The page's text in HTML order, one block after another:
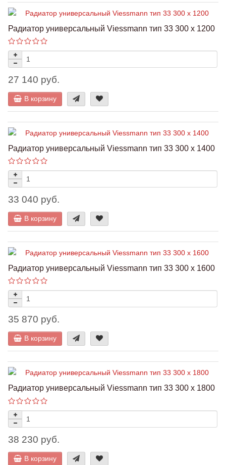
Радиатор универсальный Viessmann тип 33 300 x 1200
27 140 руб.
В корзину
Радиатор универсальный Viessmann тип 33 300 x 1400
33 040 руб.
В корзину
Радиатор универсальный Viessmann тип 33 300 x 1600
35 870 руб.
В корзину
Радиатор универсальный Viessmann тип 33 300 x 1800
38 230 руб.
В корзину